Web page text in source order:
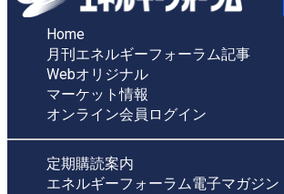
Home
月刊エネルギーフォーラム記事
Webオリジナル
マーケット情報
オンライン会員ログイン
定期購読案内
エネルギーフォーラム電子マガジン